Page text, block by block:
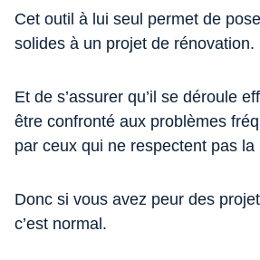
Cet outil à lui seul permet de
solides à un projet de rénovation.
Et de s’assurer qu’il se déroule
être confronté aux problèmes
par ceux qui ne respectent pas la
Donc si vous avez peur des
c’est normal.